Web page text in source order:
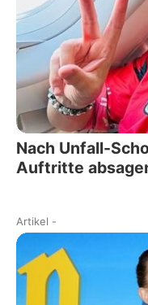
Nach Unfall-
Auftritte
Artikel -